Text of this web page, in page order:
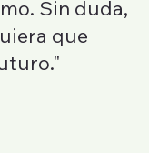
Sin duda,
que